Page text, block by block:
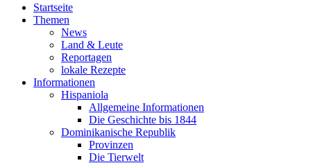
Startseite
Themen
News
Land & Leute
Reportagen
lokale Rezepte
Informationen
Hispaniola
Allgemeine Informationen
Die Geschichte bis 1844
Dominikanische Republik
Provinzen
Die Tierwelt